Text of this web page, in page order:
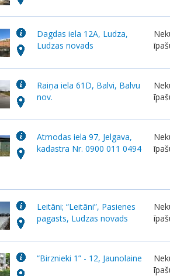
Dagdas iela 12A, Ludza,
Ludzas novads
Raiņa iela 61D, Balvi, Balvu
nov.
Atmodas iela 97, Jelgava,
kadastra Nr. 0900 011 0494
Leitāni; “Leitāni”, Pasienes
pagasts, Ludzas novads
“Birznieki 1” - 12, Jaunolaine